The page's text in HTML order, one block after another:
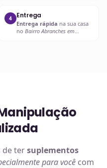
4 Entrega
Entrega rápida na sua casa
no Bairro Abranches em
de tersuplementos
para você com